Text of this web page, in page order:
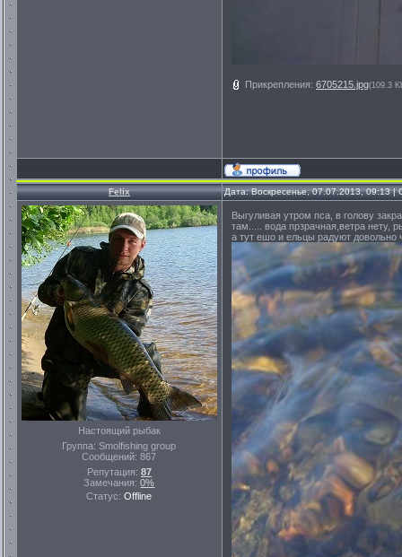
Прикрепления: 6705215.jpg(109.3
Felix Дата: Воскресенье, 07.07.2013, 09:13
Настоящий рыбак
Группа: Smolfishing group
Сообщений:867
Репутация: 87
Замечания:0%
Статус:Offline
Выгуливая утром пса, в голову
там..... вода прзрачная,ветра нету,
а тут ешо и ельцы радуют